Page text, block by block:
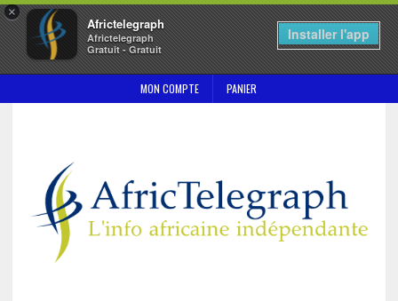
×
Africtelegraph
Africtelegraph
Gratuit - Gratuit
Installer l'app
MON COMPTE PANIER